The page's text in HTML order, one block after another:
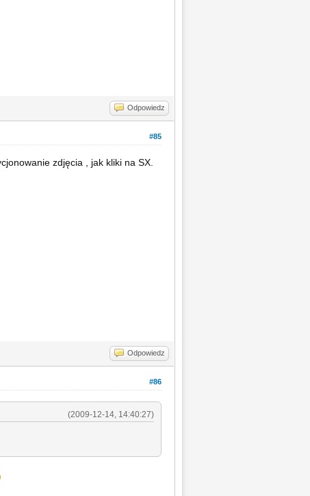
Odpowiedz
#85
zdjęcia , jak kliki na SX.
Odpowiedz
#86
(2009-12-14, 14:40:27)